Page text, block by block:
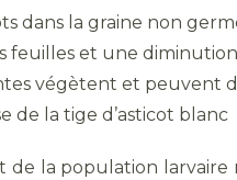
dans la graine non
feuilles et une
végètent et peuvent
de la tige d’asticot blanc
de la population larvaire